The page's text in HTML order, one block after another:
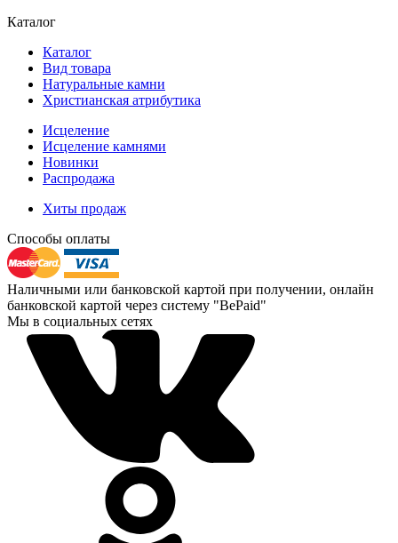
Каталог
Каталог
Вид товара
Натуральные камни
Христианская атрибутика
Исцеление
Исцеление камнями
Новинки
Распродажа
Хиты продаж
Способы оплаты
Наличными или банковской картой при получении, онлайн
банковской картой через систему "BePaid"
Мы в социальных сетях